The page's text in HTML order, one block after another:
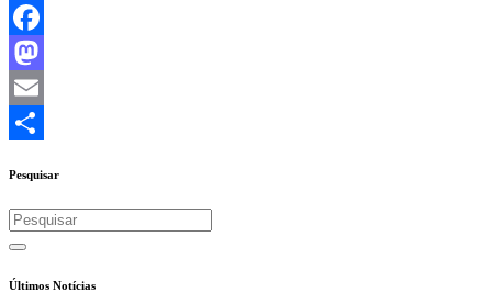
Facebook
Mastodon
Email
Pesquisar
Últimos Notícias